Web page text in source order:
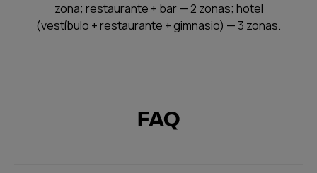
zona; restaurante + bar — 2 zonas; hotel
(vestíbulo + restaurante + gimnasio) — 3 zonas.
FAQ